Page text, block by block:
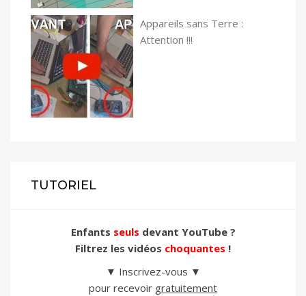
Appareils sans Terre :
Attention !!!
TUTORIEL
Enfants seuls devant YouTube ?
Filtrez les vidéos choquantes !
▼ Inscrivez-vous ▼
pour recevoir gratuitement